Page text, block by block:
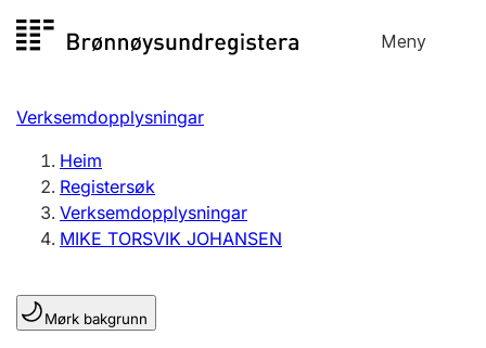
til
Meny
Registersøk
Aksjeselskap
Enkeltpersonføretak
Registrere, endre, slette
Lag og foreining
Verksemdopplysningar
Heim
Registersøk
Verksemdopplysningar
MIKE TORSVIK JOHANSEN
Mørk bakgrunn